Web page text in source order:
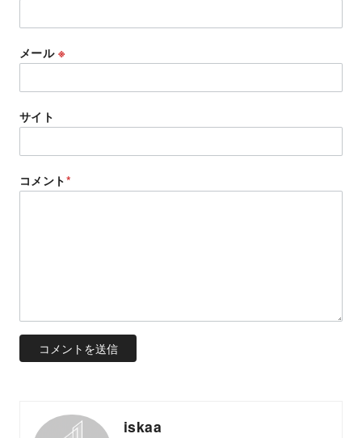
メール ※
サイト
コメント*
iskaa